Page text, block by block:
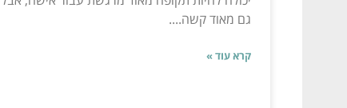
גם מאוד קשה....
קרא עוד »